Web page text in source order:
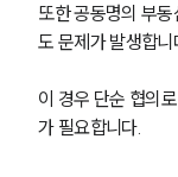
또한 공동명의 부
도 문제가 발생합니
이 경우 단순 협의
가 필요합니다.